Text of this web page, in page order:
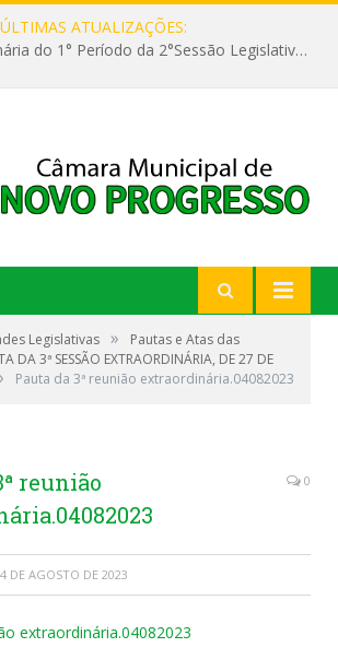
ÚLTIMAS ATUALIZAÇÕES:
11ª Reunião Ordinária do 1° Período da 2°Sessão Legislativa da 9ª Legislatura do Poder Legislativo
Legislativas »
Pautas e Atas das
DA 3ª SESSÃO EXTRAORDINÁRIA, DE 27 DE
Pauta da 3ª reunião extraordinária.04082023
reunião
0
4 DE AGOSTO DE 2023
extraordinária.04082023